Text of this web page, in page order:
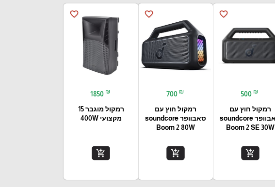
favorite_border
500 ₪
רמקול חוץ עם
סאבוופר soundcore
Boom 2 SE 30W
add_shopping_cart
favorite_border
700 ₪
רמקול חוץ עם
סאבוופר soundcore
Boom 2 80W
add_shopping_cart
favorite_border
1850 ₪
רמקול מוגבר 15
מקצועי 400W
add_shopping_cart